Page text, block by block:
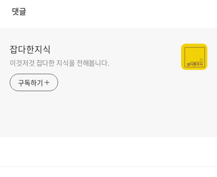
댓글
잡다한지식
이것저것 잡다한 지식을 전해봅니다.
구독하기